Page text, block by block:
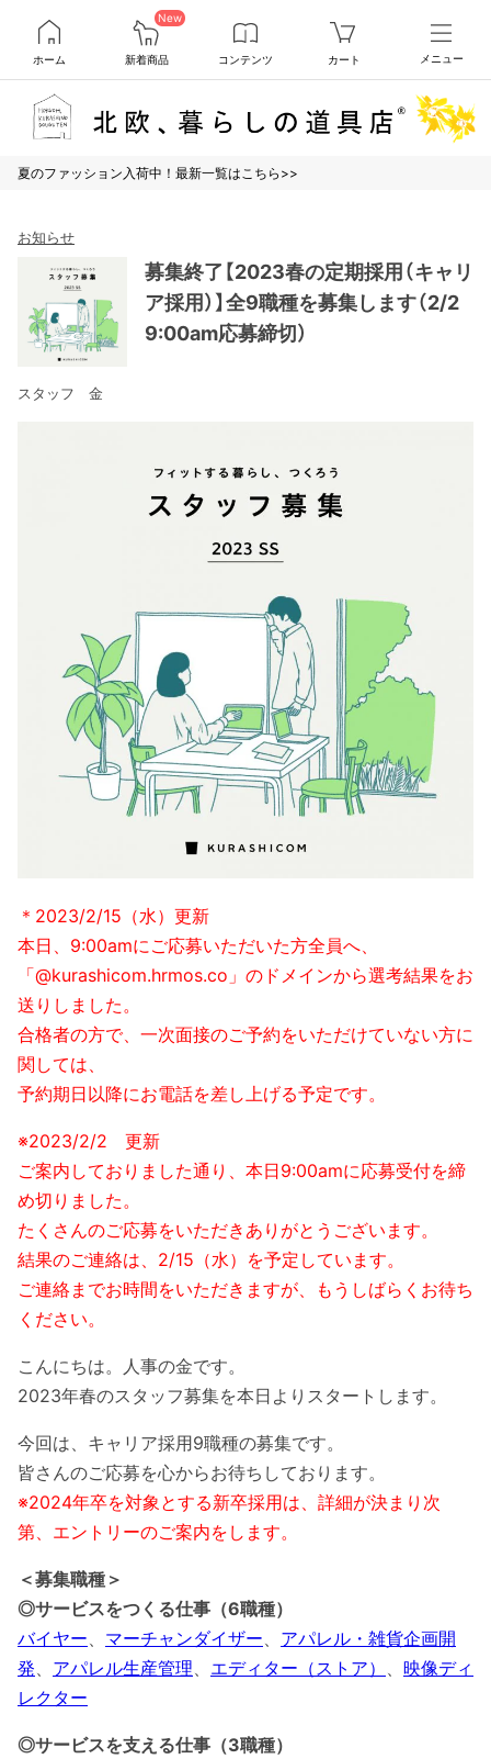
ホーム
New
新着商品 コンテンツ カート メニュー
夏のファッション入荷中！最新一覧はこちら>>
お知らせ
募集終了【2023春の定期採用（キャリ
ア採用）】全9職種を募集します（2/2
9:00am応募締切）
スタッフ 金
＊2023/2/15（水）更新
本日、9:00amにご応募いただいた方全員へ、
「@kurashicom.hrmos.co」のドメインから選考結果をお
送りしました。
合格者の方で、一次面接のご予約をいただけていない方に
関しては、
予約期日以降にお電話を差し上げる予定です。
※2023/2/2 更新
ご案内しておりました通り、本日9:00amに応募受付を締
め切りました。
たくさんのご応募をいただきありがとうございます。
結果のご連絡は、2/15（水）を予定しています。
ご連絡までお時間をいただきますが、もうしばらくお待ち
ください。
こんにちは。人事の金です。
2023年春のスタッフ募集を本日よりスタートします。
今回は、キャリア採用9職種の募集です。
皆さんのご応募を心からお待ちしております。
※2024年卒を対象とする新卒採用は、詳細が決まり次
第、エントリーのご案内をします。
＜募集職種＞
◎サービスをつくる仕事（6職種）
バイヤー
マーチャンダイザー
アパレル・雑貨企画開
発
アパレル生産管理 エディター（ストア）
映像ディ
レクター
◎サービスを支える仕事（3職種）